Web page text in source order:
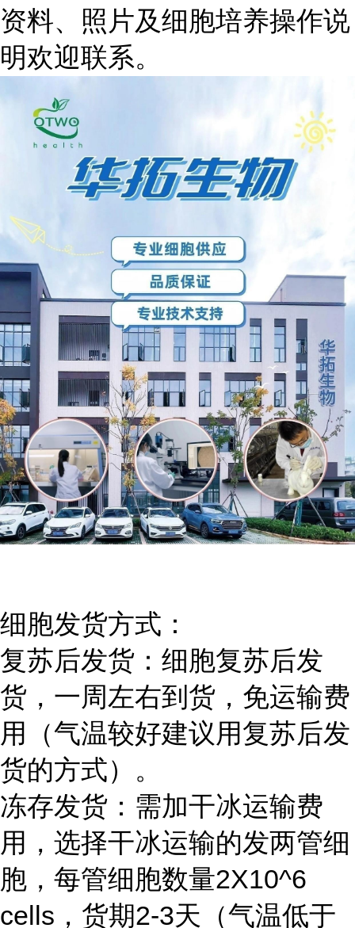
资料、照片及细胞培养操作说
明欢迎联系。
细胞发货方式：
复苏后发货：细胞复苏后发
货，一周左右到货，免运输费
用（气温较好建议用复苏后发
货的方式）。
冻存发货：需加干冰运输费
用，选择干冰运输的发两管细
胞，每管细胞数量2X10^6
cells，货期2-3天（气温低于